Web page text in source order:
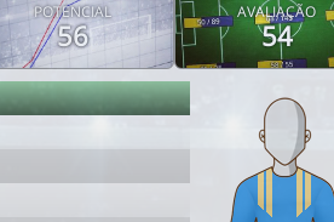
POTENCIAL
56
AVALIAÇÃO
54